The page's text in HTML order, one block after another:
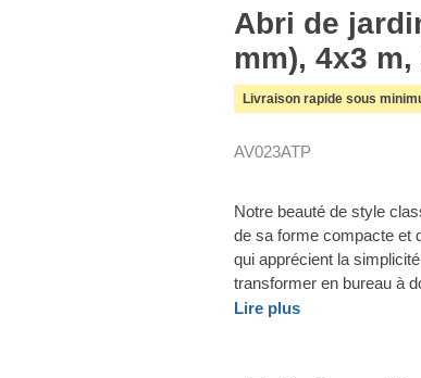
Abri de
mm), 4x3 m,
Livraison rapide sous
AV023ATP
Notre beauté de style
de sa forme compacte et
qui apprécient la
transformer en bureau à
Lire plus